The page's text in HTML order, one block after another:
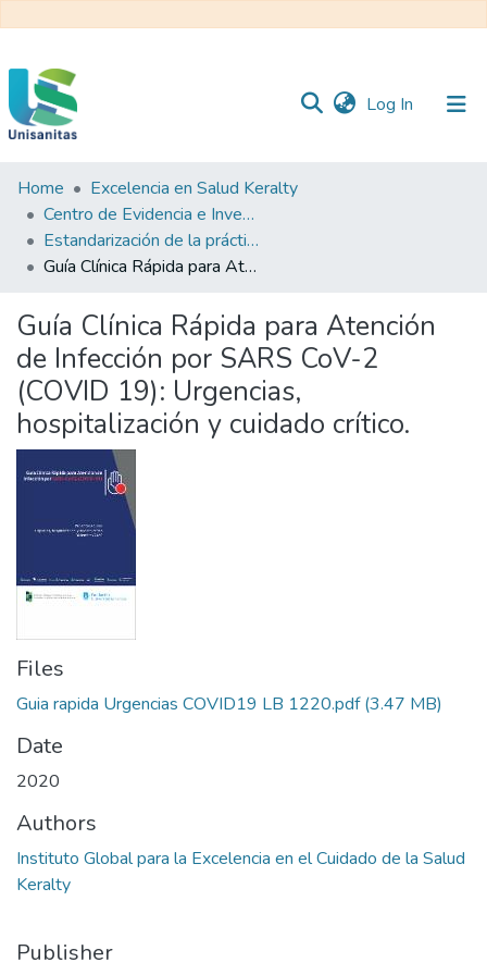
Log In (current)
Inicio
Web
Unisanitas
Web
Biblioteca
Home
Excelencia en Salud Keralty
Centro de Evidencia e Investigación para las Decisiones en Salud – CEIDS
Estandarización de la práctica clínica
Guía Clínica Rápida para Atención de Infección por SARS CoV-2 (COVID 19): Urgencias, hospitalización y cuidado crítico.
Guía Clínica Rápida para Atención
de Infección por SARS CoV-2
(COVID 19): Urgencias,
hospitalización y cuidado crítico.
Files
Guia rapida Urgencias COVID19 LB 1220.pdf(3.47 MB)
Date
2020
Authors
Instituto Global para la Excelencia en el Cuidado de la Salud
Keralty
Publisher